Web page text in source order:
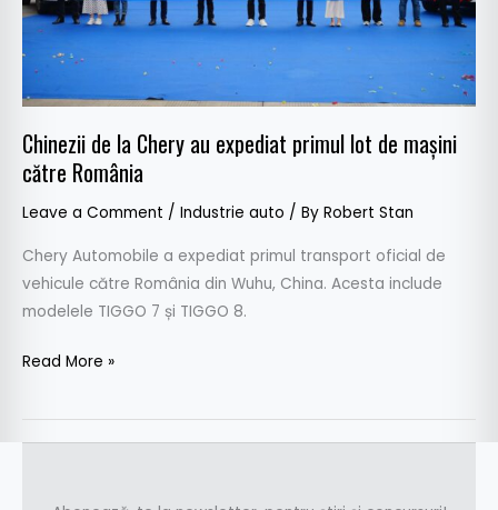
Chinezii de la Chery au expediat primul lot de mașini
către România
Leave a Comment / Industrie auto / By Robert Stan
Chery Automobile a expediat primul transport oficial de
vehicule către România din Wuhu, China. Acesta include
modelele TIGGO 7 și TIGGO 8.
lot
de
mașini
către
Read More »